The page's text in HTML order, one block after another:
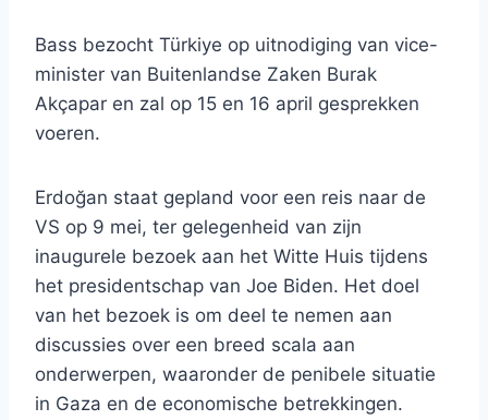
Bass bezocht Türkiye op uitnodiging van vice-
minister van Buitenlandse Zaken Burak
Akçapar en zal op 15 en 16 april gesprekken
voeren.
Erdoğan staat gepland voor een reis naar de
VS op 9 mei, ter gelegenheid van zijn
inaugurele bezoek aan het Witte Huis tijdens
het presidentschap van Joe Biden. Het doel
van het bezoek is om deel te nemen aan
discussies over een breed scala aan
onderwerpen, waaronder de penibele situatie
in Gaza en de economische betrekkingen.